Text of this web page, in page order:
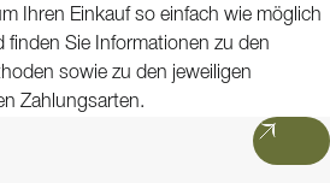
Ihren Einkauf so einfach wie möglich
finden Sie Informationen zu den
sowie zu den jeweiligen
Zahlungsarten.